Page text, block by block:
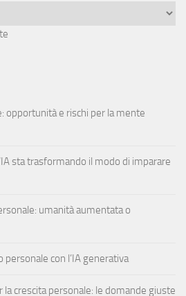
opportunità e rischi per la mente
sta trasformando il modo di imparare
umanità aumentata o
personale con l’IA generativa
crescita personale: le domande giuste